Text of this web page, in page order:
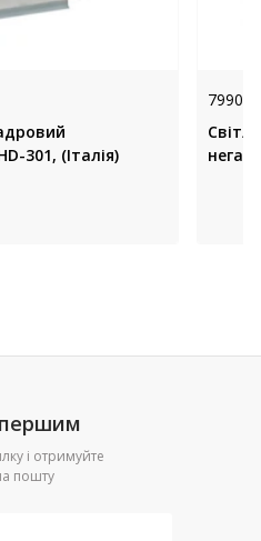
301, (Італія)
7990
першим
і отримуйте
пошту